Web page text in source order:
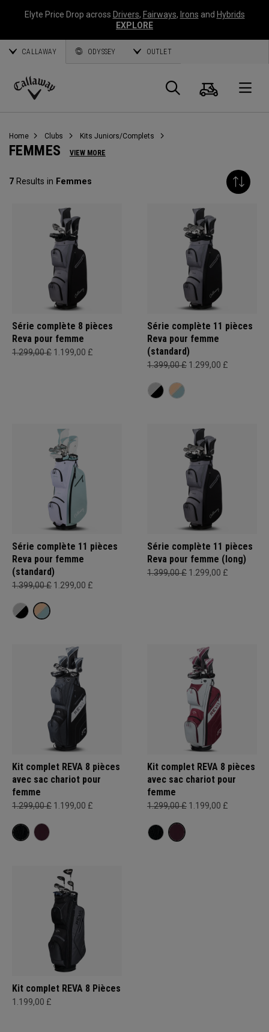
Elyte Price Drop across Drivers, Fairways, Irons and Hybrids
EXPLORE
CALLAWAY ODYSSEY OUTLET
Callaway
Panier
Home Clubs Kits Juniors/Complets
FEMMES VIEW MORE
7 Results in Femmes
Série complète 8 pièces
Reva pour femme
1.299,00 £ 1.199,00 £
Série complète 11 pièces
Reva pour femme
(standard)
1.399,00 £ 1.299,00 £
Série complète 11 pièces
Reva pour femme
(standard)
1.399,00 £ 1.299,00 £
Série complète 11 pièces
Reva pour femme (long)
1.399,00 £ 1.299,00 £
Kit complet REVA 8 pièces
avec sac chariot pour
femme
1.299,00 £ 1.199,00 £
Kit complet REVA 8 pièces
avec sac chariot pour
femme
1.299,00 £ 1.199,00 £
Kit complet REVA 8 Pièces
1.199,00 £